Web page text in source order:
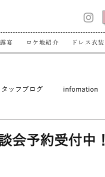
宴 ロケ地紹介 ドレス衣装
タッフブログ infomation
会予約受付中！